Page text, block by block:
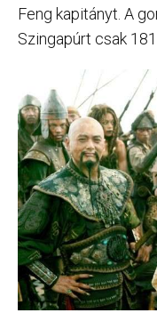
Feng kapitányt. A
Szingapúrt csak